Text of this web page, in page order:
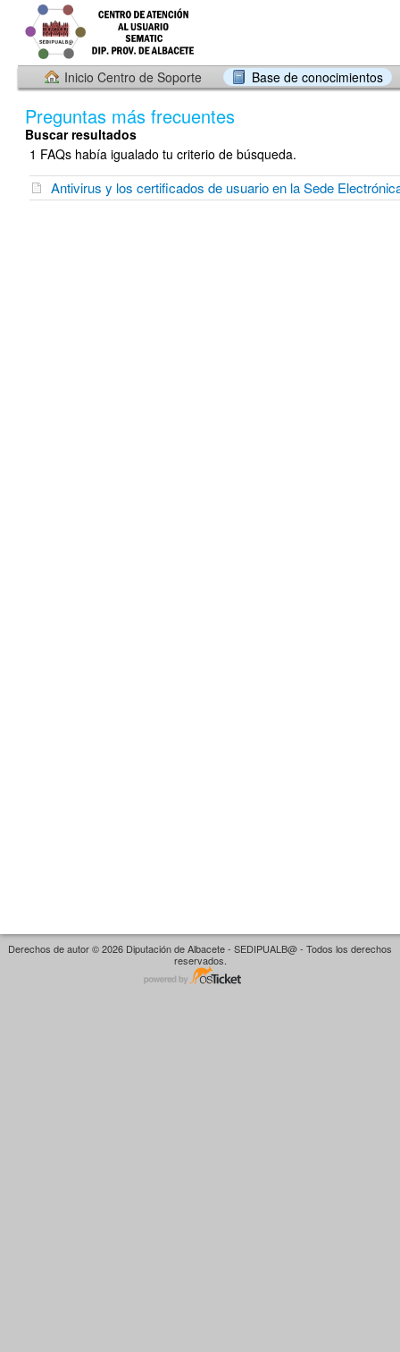
Inicio Centro de Soporte Base de conocimientos
Preguntas más frecuentes
Buscar resultados
1 FAQs había igualado tu criterio de búsqueda.
Antivirus y los certificados de usuario en la Sede
Derechos de autor © 2026 Diputación de Albacete - SEDIPUALB@ - Todos los derechos
reservados.